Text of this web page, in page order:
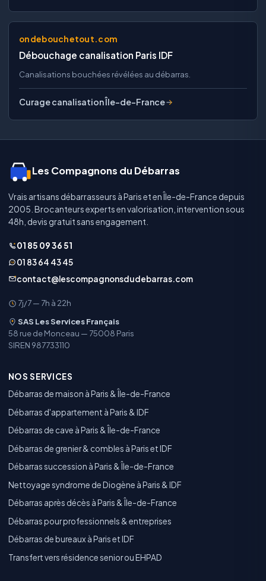
ondebouchetout.com
Débouchage canalisation Paris IDF
Canalisations bouchées révélées au débarras.
Curage canalisation Île-de-France
Les Compagnons du Débarras
Vrais artisans débarrasseurs à Paris et en Île-de-France depuis
2005. Brocanteurs experts en valorisation, intervention sous
48h, devis gratuit sans engagement.
01 85 09 36 51
01 83 64 43 45
contact@lescompagnonsdudebarras.com
7j/7 — 7h à 22h
SAS Les Services Français
58 rue de Monceau — 75008 Paris
SIREN 987733110
NOS SERVICES
Débarras de maison à Paris & Île-de-France
Débarras d'appartement à Paris & IDF
Débarras de cave à Paris & Île-de-France
Débarras de grenier & combles à Paris et IDF
Débarras succession à Paris & Île-de-France
Nettoyage syndrome de Diogène à Paris & IDF
Débarras après décès à Paris & Île-de-France
Débarras pour professionnels & entreprises
Débarras de bureaux à Paris et IDF
Transfert vers résidence senior ou EHPAD